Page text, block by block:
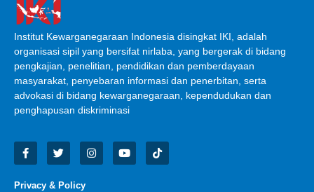
Institut Kewarganegaraan Indonesia disingkat IKI, adalah
organisasi sipil yang bersifat nirlaba, yang bergerak di bidang
pengkajian, penelitian, pendidikan dan pemberdayaan
masyarakat, penyebaran informasi dan penerbitan, serta
advokasi di bidang kewarganegaraan, kependudukan dan
penghapusan diskriminasi
Privacy & Policy